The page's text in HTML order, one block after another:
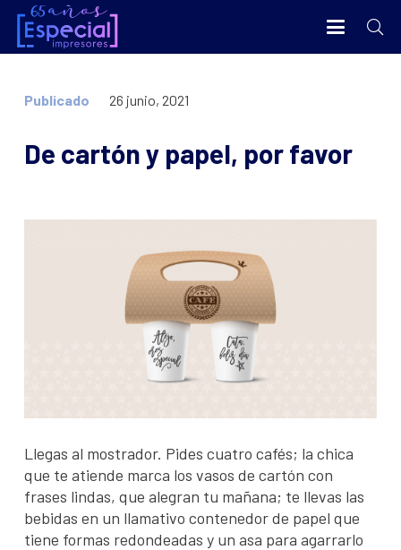
Publicado 26 junio, 2021
De cartón y papel, por favor
Llegas al mostrador. Pides cuatro cafés; la chica
que te atiende marca los vasos de cartón con
frases lindas, que alegran tu mañana; te llevas las
bebidas en un llamativo contenedor de papel que
tiene formas redondeadas y un asa para agarrarlo